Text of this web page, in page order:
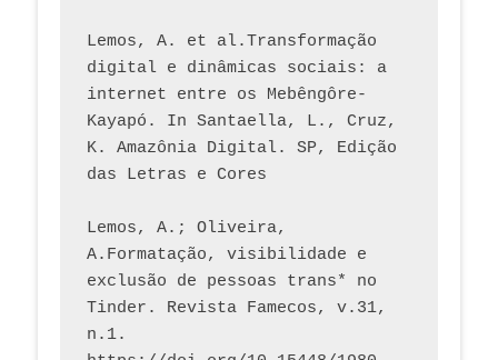
Lemos, A. et al.Transformação
digital e dinâmicas sociais: a
internet entre os Mebêngôre-
Kayapó. In Santaella, L., Cruz,
K. Amazônia Digital. SP, Edição
das Letras e Cores
Lemos, A.; Oliveira,
A.Formatação, visibilidade e
exclusão de pessoas trans* no
Tinder. Revista Famecos, v.31,
n.1.